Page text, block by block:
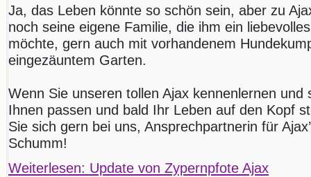
Ja, das Leben könnte so schön sein, aber zu
noch seine eigene Familie, die ihm ein
möchte, gern auch mit vorhandenem
eingezäuntem Garten.
Wenn Sie unseren tollen Ajax kennenlernen
Ihnen passen und bald Ihr Leben auf den Kopf
Sie sich gern bei uns, Ansprechpartnerin für
Schumm!
Weiterlesen: Update von Zypernpfote Ajax